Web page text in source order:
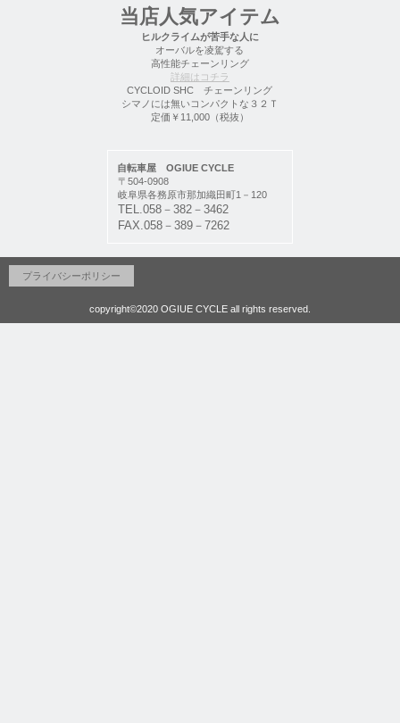
当店人気アイテム
ヒルクライムが苦手な人に
オーバルを凌駕する
高性能チェーンリング
詳細はコチラ
CYCLOID SHC チェーンリング
シマノには無いコンパクトな３２Ｔ
定価￥11,000（税抜）
自転車屋 OGIUE CYCLE
〒504-0908
岐阜県各務原市那加織田町1－120
TEL.058－382－3462
FAX.058－389－7262
プライバシーポリシー
copyright©2020 OGIUE CYCLE all rights reserved.